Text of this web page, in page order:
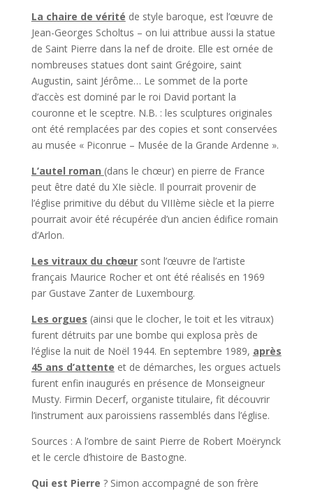
La chaire de vérité de style baroque, est l’œuvre de
Jean-Georges Scholtus – on lui attribue aussi la statue
de Saint Pierre dans la nef de droite. Elle est ornée de
nombreuses statues dont saint Grégoire, saint
Augustin, saint Jérôme… Le sommet de la porte
d’accès est dominé par le roi David portant la
couronne et le sceptre. N.B. : les sculptures originales
ont été remplacées par des copies et sont conservées
au musée « Piconrue – Musée de la Grande Ardenne ».
L’autel roman (dans le chœur) en pierre de France
peut être daté du XIe siècle. Il pourrait provenir de
l’église primitive du début du VIIIème siècle et la pierre
pourrait avoir été récupérée d’un ancien édifice romain
d’Arlon.
Les vitraux du chœursont l’œuvre de l’artiste
français Maurice Rocher et ont été réalisés en 1969
par Gustave Zanter de Luxembourg.
Les orgues (ainsi que le clocher, le toit et les vitraux)
furent détruits par une bombe qui explosa près de
l’église la nuit de Noël 1944. En septembre 1989, après
45 ans d’attente et de démarches, les orgues actuels
furent enfin inaugurés en présence de Monseigneur
Musty. Firmin Decerf, organiste titulaire, fit découvrir
l’instrument aux paroissiens rassemblés dans l’église.
Sources : A l’ombre de saint Pierre de Robert Moërynck
et le cercle d’histoire de Bastogne.
Qui est Pierre ? Simon accompagné de son frère